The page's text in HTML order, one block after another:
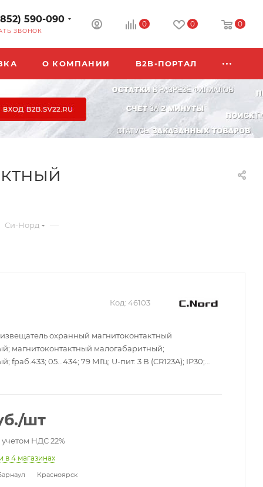
590-090
ЗВОНОК
0 0 0
О КОМПАНИИ B2B-ПОРТАЛ
Си-Норд —
Код: 46103
охранный магнитоконтактный
магнитоконтактный малогабаритный;
fраб.433; 05...434; 79 МГц; U-пит. 3 В (CR123A); IP30;
мм; 50 г.
/шт
НДС 22%
в 4 магазинах
Красноярск